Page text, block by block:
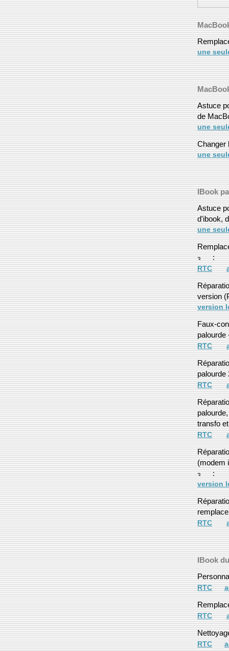
une
Astuce
de
une
Changer
une
IBook
Astuce
d'ibook,
une
:
RTC
version
version
Faux-
palourde
RTC
palourde
RTC
transfo
RTC
(modem
:
version
RTC
IBook
RTC
RTC
RTC